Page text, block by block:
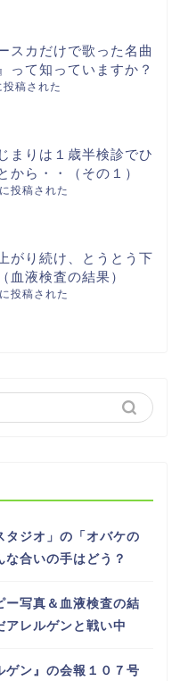
スカだけで歌った名曲
って知っていますか？
稿された
まりは１歳半検診でひ
から・・（その１）
投稿された
がり続け、とうとう下
血液検査の結果）
投稿された
タジオ」の「オバケの
な合いの手はどう？
ー写真＆血液検査の結
アレルゲンと戦い中
ゲン』の会報１０７号